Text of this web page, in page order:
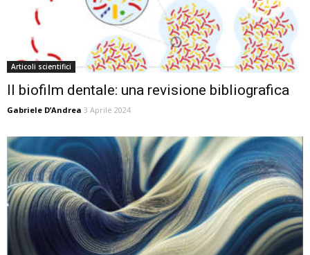
Articoli scientifici
Il biofilm dentale: una revisione bibliografica
Gabriele D’Andrea 3 Aprile 2024